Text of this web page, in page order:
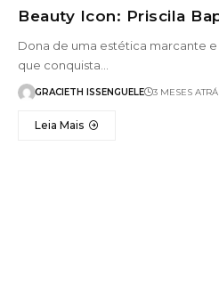
Beauty Icon: Priscila
Dona de uma estética marcante
que conquista…
GRACIETH ISSENGUELE 3 MESES
Leia Mais